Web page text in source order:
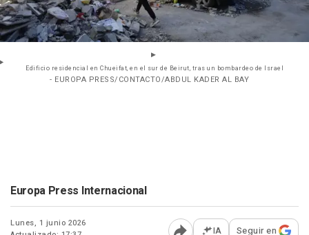
Edificio residencial en Chueifat, en el sur de Beirut, tras un bombardeo de Israel
- EUROPA PRESS/CONTACTO/ABDUL KADER AL BAY
Europa Press Internacional
Lunes, 1 junio 2026
IA Seguir en